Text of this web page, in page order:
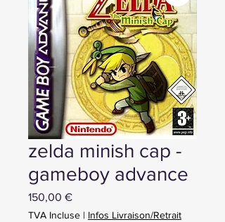
zelda minish cap -
gameboy advance
150,00 €Prix
TVA Incluse | Infos Livraison/Retrait